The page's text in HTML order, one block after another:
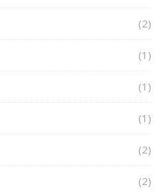
(2)
(1)
(1)
(1)
(2)
(2)